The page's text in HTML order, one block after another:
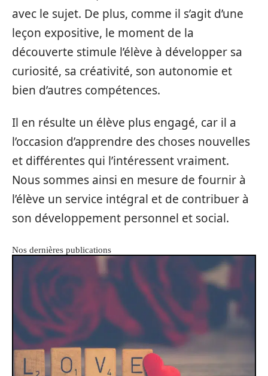
avec le sujet. De plus, comme il s’agit d’une
leçon expositive, le moment de la
découverte stimule l’élève à développer sa
curiosité, sa créativité, son autonomie et
bien d’autres compétences.
Il en résulte un élève plus engagé, car il a
l’occasion d’apprendre des choses nouvelles
et différentes qui l’intéressent vraiment.
Nous sommes ainsi en mesure de fournir à
l’élève un service intégral et de contribuer à
son développement personnel et social.
Nos dernières publications